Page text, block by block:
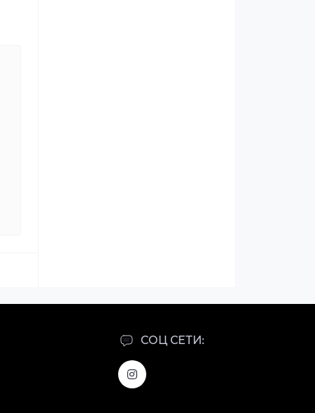
СОЦ СЕТИ: